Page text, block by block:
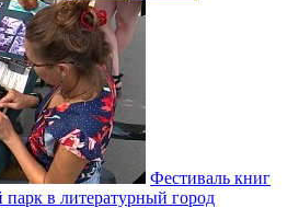
Фестиваль книг
парк в литературный город